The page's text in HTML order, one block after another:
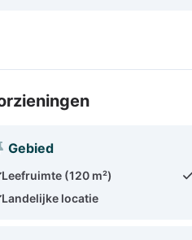
Gebied
Leefruimte (120 m²)
Landelijke locatie